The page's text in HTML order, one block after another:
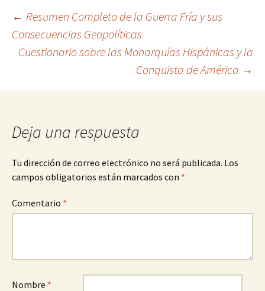
Navegación
de
entradas
← Resumen Completo de la Guerra Fría y sus
Consecuencias Geopolíticas
Cuestionario sobre las Monarquías Hispánicas y la
Conquista de América →
Deja una respuesta
Tu dirección de correo electrónico no será publicada. Los
campos obligatorios están marcados con *
Comentario *
Nombre *